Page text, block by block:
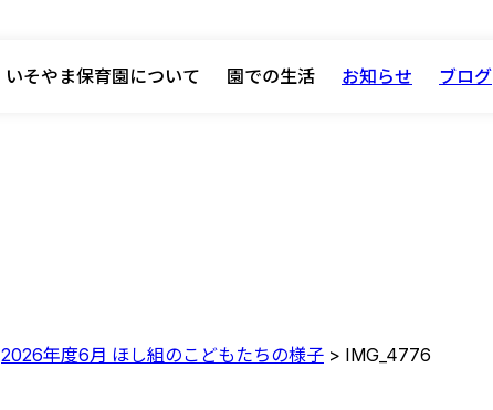
いそやま保育園について 園での生活 お知らせ ブログ
2026年度6月 ほし組のこどもたちの様子 > IMG_4776